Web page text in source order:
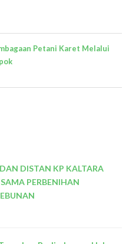
Petani Karet Melalui
DISTAN KP KALTARA
PERBENIHAN